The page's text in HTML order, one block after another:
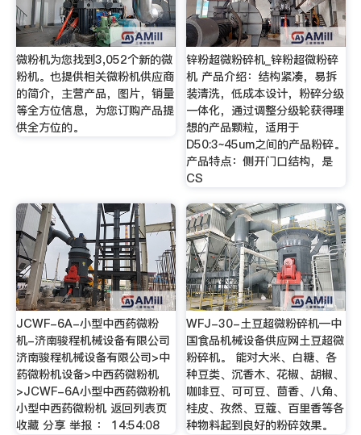
微粉机为您找到3,052个新的微
粉机。也提供相关微粉机供应商
的简介，主营产品，图片，销量
等全方位信息，为您订购产品提
供全方位的。
锌粉超微粉碎机_锌粉超微粉碎
机 产品介绍：结构紧凑，易拆
装清洗，低成本设计，粉碎分级
一体化，通过调整分级轮获得理
想的产品颗粒，适用于
D50:3~45um之间的产品粉碎。
产品特点：侧开门口结构，是
CS
JCWF-6A-小型中西药微粉
机-济南骏程机械设备有限公司
济南骏程机械设备有限公司>中
药微粉机设备>中西药微粉机
>JCWF-6A小型中西药微粉机
小型中西药微粉机 返回列表页
收藏 分享 举报 ： 14:54:08
WFJ-30-土豆超微粉碎机—中
国食品机械设备供应网土豆超微
粉碎机。 能对大米、白糖、各
种豆类、沉香木、花椒、胡椒、
咖啡豆、可可豆、茴香、八角、
桂皮、孜然、豆蔻、百里香等各
种物料起到良好的粉碎效果。